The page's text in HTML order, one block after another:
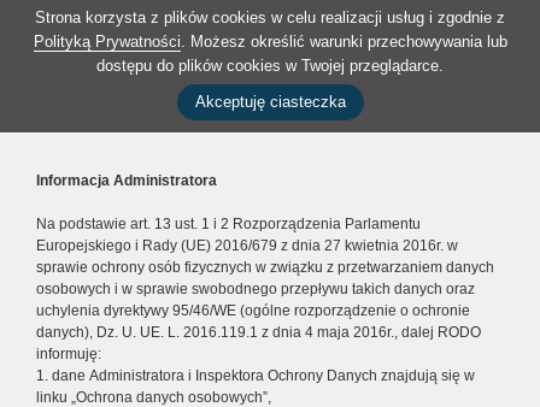
Strona korzysta z plików cookies w celu realizacji usług i zgodnie z
Polityką Prywatności. Możesz określić warunki przechowywania lub
dostępu do plików cookies w Twojej przeglądarce.
Akceptuję ciasteczka
Informacja Administratora
Na podstawie art. 13 ust. 1 i 2 Rozporządzenia Parlamentu
Europejskiego i Rady (UE) 2016/679 z dnia 27 kwietnia 2016r. w
sprawie ochrony osób fizycznych w związku z przetwarzaniem danych
osobowych i w sprawie swobodnego przepływu takich danych oraz
uchylenia dyrektywy 95/46/WE (ogólne rozporządzenie o ochronie
danych), Dz. U. UE. L. 2016.119.1 z dnia 4 maja 2016r., dalej RODO
informuję:
1. dane Administratora i Inspektora Ochrony Danych znajdują się w
linku „Ochrona danych osobowych”,